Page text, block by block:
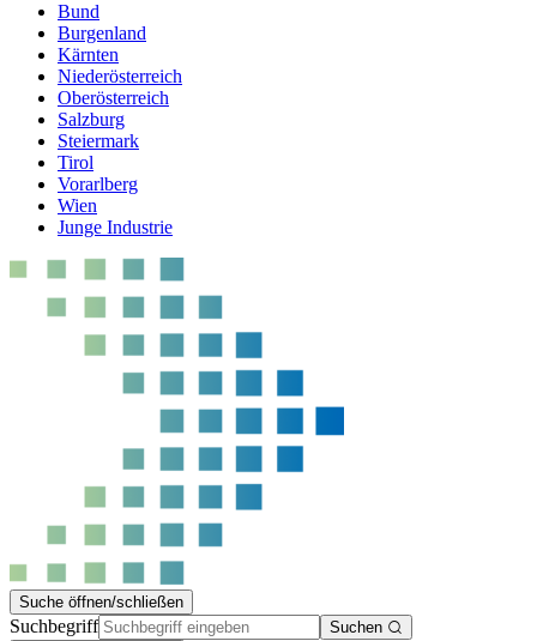
Bund
Burgenland
Kärnten
Niederösterreich
Oberösterreich
Salzburg
Steiermark
Tirol
Vorarlberg
Wien
Junge Industrie
Suche öffnen/schließen
Suchbegriff Suchen